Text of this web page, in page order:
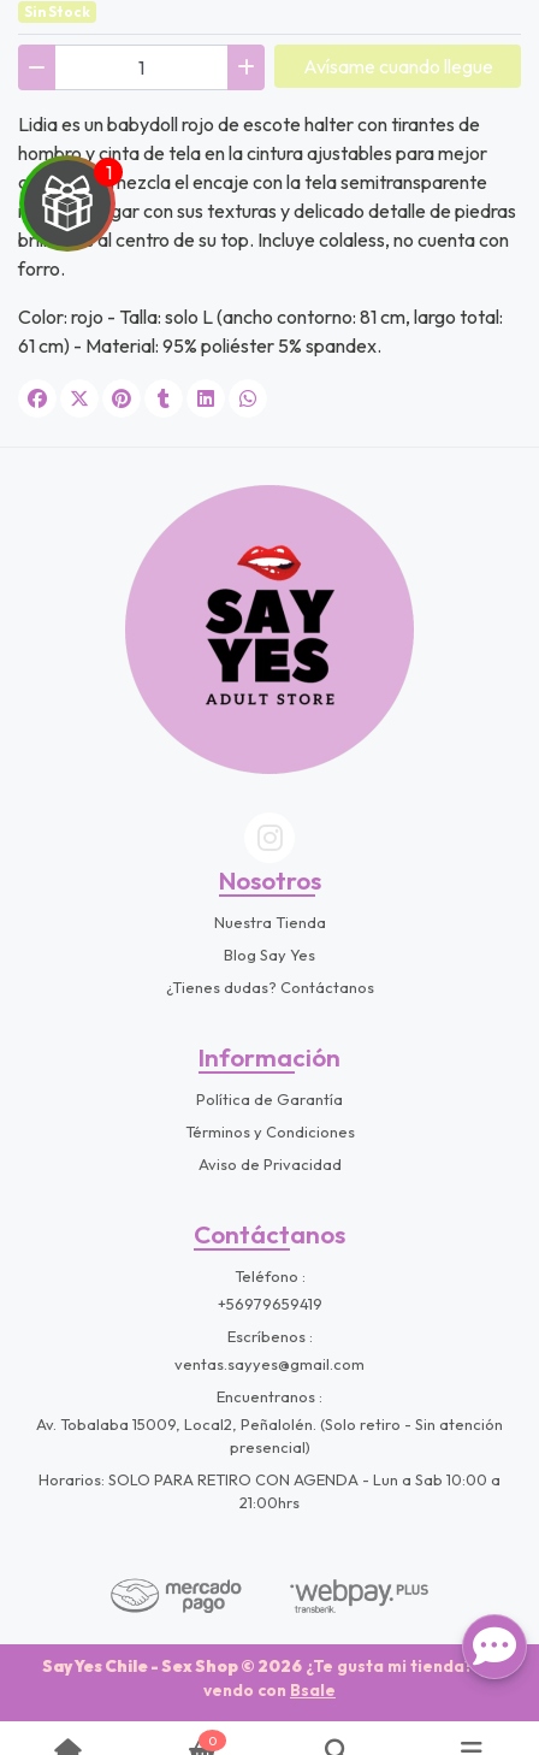
JUGAR
Sin Stock
Avísame cuando llegue
Lidia es un babydoll rojo de escote halter con tirantes de
hombro y cinta de tela en la cintura ajustables para mejor
calce. Que mezcla el encaje con la tela semitransparente
roja para jugar con sus texturas y delicado detalle de piedras
brillantes al centro de su top. Incluye colaless, no cuenta con
forro.
Color: rojo - Talla: solo L (ancho contorno: 81 cm, largo total:
61 cm) - Material: 95% poliéster 5% spandex.
Nosotros
Nuestra Tienda
Blog Say Yes
¿Tienes dudas? Contáctanos
Información
Política de Garantía
Términos y Condiciones
Aviso de Privacidad
Contáctanos
Teléfono
+56979659419
Escríbenos
ventas.sayyes@gmail.com
Encuentranos
Av. Tobalaba 15009, Local2, Peñalolén. (Solo retiro - Sin atención
presencial)
Horarios: SOLO PARA RETIRO CON AGENDA - Lun a Sab 10:00 a
21:00hrs
Say Yes Chile - Sex Shop © 2026 ¿Te gusta mi tienda? Yo
vendo con Bsale
0